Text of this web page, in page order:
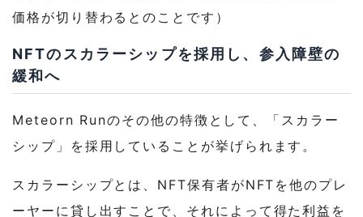
価格が切り替わるとのことです）
NFTのスカラーシップを採用し、参入障壁の
緩和へ
Meteorn Runのその他の特徴として、「スカラー
シップ」を採用していることが挙げられます。
スカラーシップとは、NFT保有者がNFTを他のプレ
ーヤーに貸し出すことで、それによって得た利益を